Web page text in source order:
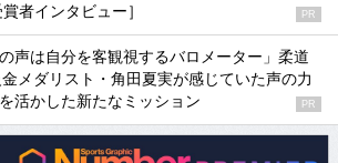
者インタビュー］
PR
の声は自分を客観視するバロメーター」柔道
メダリスト・角田夏実が感じていた声の力
活かした新たなミッション
PR